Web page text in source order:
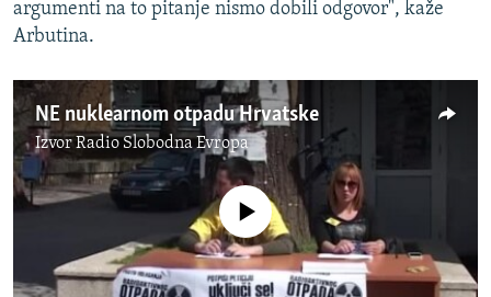
argumenti na to pitanje nismo dobili odgovor", kaže
Arbutina.
NE nuklearnom otpadu Hrvatske
IzvorRadio Slobodna Evropa
No media source currently available